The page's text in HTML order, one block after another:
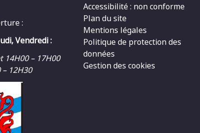
:
Vendredi :
14H00 – 17H00
– 12H30
Accessibilité : non conforme
Plan du site
Mentions légales
Politique de protection des
données
Gestion des cookies